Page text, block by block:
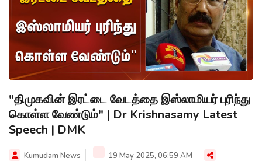
"திமுகவின் இரட்டை வேடத்தை இஸ்லாமியர் புரிந்து
கொள்ள வேண்டும்" | Dr Krishnasamy Latest
Speech | DMK
Kumudam News 19 May 2025, 06:59 AM